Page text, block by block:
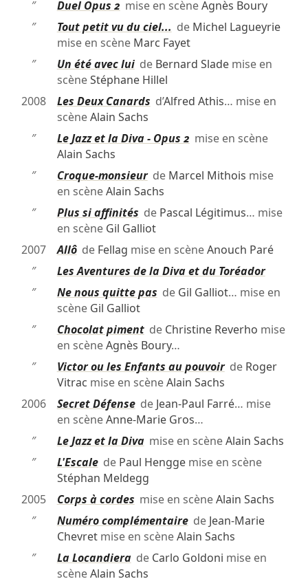
″
Duel Opus 2 mise en scèneAgnès Boury
″
Tout petit vu du ciel... de Michel Lagueyrie
mise en scène Marc Fayet
″
Un été avec luide Bernard Slademise en
scèneStéphane Hillel
2008
Les Deux Canards d’Alfred Athis… mise en
scèneAlain Sachs
″
Le Jazz et la Diva - Opus 2 mise en scène
Alain Sachs
″
Croque-monsieurde Marcel Mithois mise
en scèneAlain Sachs
″
Plus si affinités de Pascal Légitimus… mise
en scène Gil Galliot
2007
Allôde Fellag mise en scèneAnouch Paré
″
Les Aventures de la Diva et du Toréador
″
Ne nous quitte pas de Gil Galliot… mise en
scène Gil Galliot
″
Chocolat pimentde Christine Reverho mise
en scèneAgnès Boury…
″
Victor ou les Enfants au pouvoirde Roger
Vitrac mise en scèneAlain Sachs
2006
Secret Défensede Jean-Paul Farré… mise
en scèneAnne-Marie Gros…
″
Le Jazz et la Divamise en scèneAlain Sachs
″
L'Escalede Paul Henggemise en scène
Stéphan Meldegg
2005
Corps à cordes mise en scèneAlain Sachs
″
Numéro complémentairede Jean-Marie
Chevretmise en scèneAlain Sachs
″
La Locandierade Carlo Goldoni mise en
scèneAlain Sachs